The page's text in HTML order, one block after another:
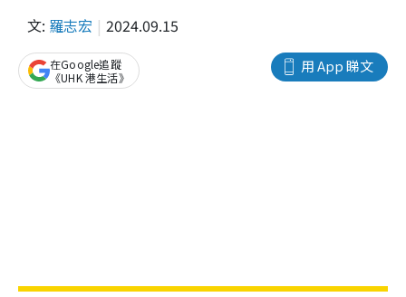
文: 羅志宏 2024.09.15
用 App 睇文
在Google追蹤
《UHK 港生活》